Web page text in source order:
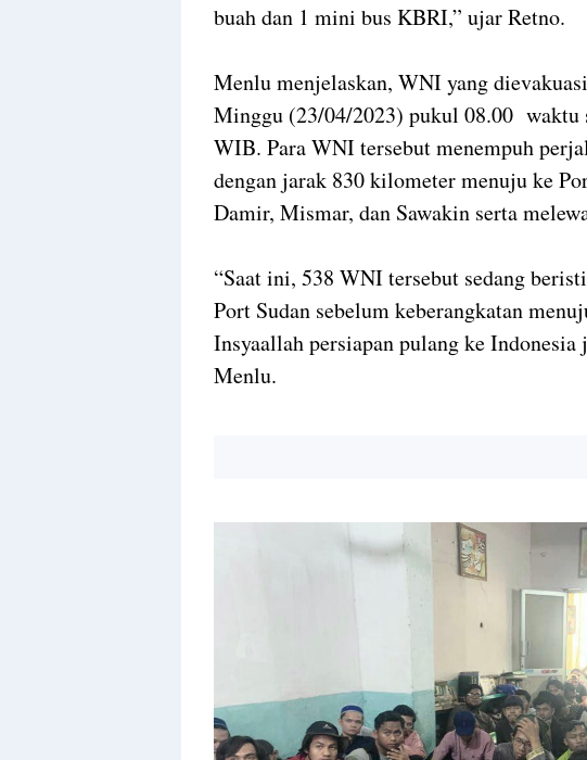
buah dan 1 mini bus KBRI,” ujar Retno.
Menlu menjelaskan, WNI yang
Minggu (23/04/2023) pukul 08.00 waktu
WIB. Para WNI tersebut menempuh
dengan jarak 830 kilometer menuju ke
Damir, Mismar, dan Sawakin serta
“Saat ini, 538 WNI tersebut sedang
Port Sudan sebelum keberangkatan
Insyaallah persiapan pulang ke
Menlu.